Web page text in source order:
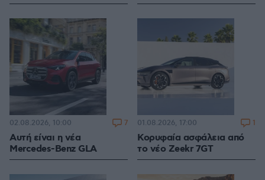
Αυτή είναι η νέα
Mercedes-Benz GLA
02.08.2026, 10:00 7
Κορυφαία ασφάλεια από
το νέο Zeekr 7GT
01.08.2026, 17:00 1